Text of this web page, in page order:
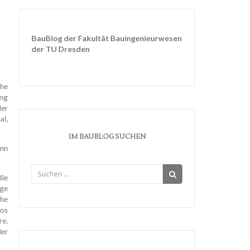
BauBlog der Fakultät Bauingenieurwesen
der TU Dresden
IM BAUBLOG SUCHEN
nach: